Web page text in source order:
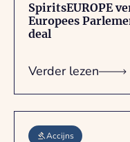
SpiritsEUROPE
Europees
deal
Verder lezen
Accijns